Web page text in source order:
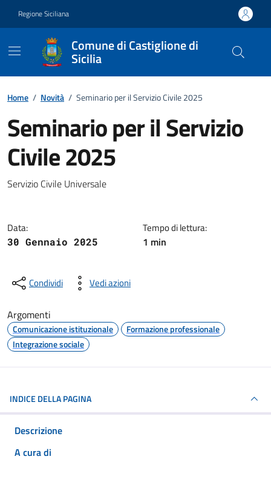
Regione Siciliana
Comune di Castiglione di
Sicilia
Home / Novità / Seminario per il Servizio Civile 2025
Seminario per il Servizio
Civile 2025
Dettagli della notizia
Servizio Civile Universale
Data:
30 Gennaio 2025
Tempo di lettura:
1 min
Condividi Vedi azioni
Argomenti
Comunicazione istituzionale
Formazione professionale
Integrazione sociale
INDICE DELLA PAGINA
Descrizione
A cura di